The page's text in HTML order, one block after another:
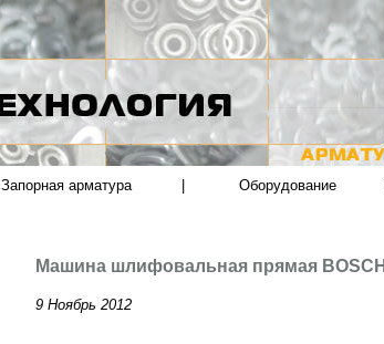
Запорная арматура Оборудование
Машина шлифовальная прямая BOSCH
9 Ноябрь 2012